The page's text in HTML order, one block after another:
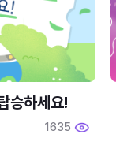
승하세요!
1635